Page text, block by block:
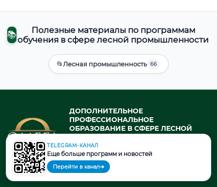
📚
Полезные материалы по программам
обучения в сфере лесной промышленности
📂Лесная промышленность 66
ДОПОЛНИТЕЛЬНОЕ
ПРОФЕССИОНАЛЬНОЕ
ОБРАЗОВАНИЕ В СФЕРЕ ЛЕСНОЙ
ПРОМЫШЛЕННОСТИ
профессиональная переподготовка
и повышение квалификации в
государственном университете
TELEGRAM-КАНАЛ
Еще больше программ и новостей
Перейти в канал➔